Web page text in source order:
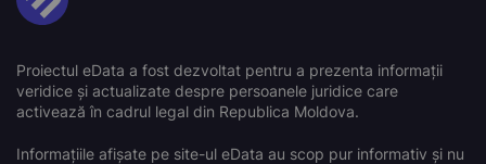
Proiectul eData a fost dezvoltat pentru a prezenta informații
veridice și actualizate despre persoanele juridice care
activează în cadrul legal din Republica Moldova.
Informațiile afișate pe site-ul eData au scop pur informativ și nu